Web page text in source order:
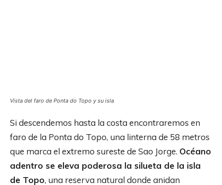
Vista del faro de Ponta do Topo y su isla
Si descendemos hasta la costa encontraremos en
faro de la Ponta do Topo, una linterna de 58 metros
que marca el extremo sureste de Sao Jorge. Océano
adentro se eleva poderosa la silueta de la isla
de Topo, una reserva natural donde anidan